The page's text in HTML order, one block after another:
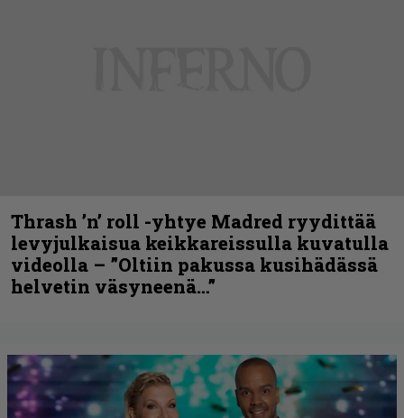
Thrash ’n’ roll -yhtye Madred ryydittää
levyjulkaisua keikkareissulla kuvatulla
videolla – ”Oltiin pakussa kusihädässä
helvetin väsyneenä…”